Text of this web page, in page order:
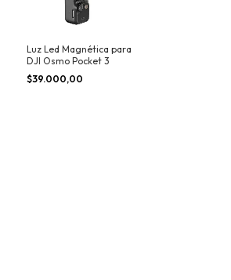
Luz Led Magnética para
DJI Osmo Pocket 3
$39.000,00